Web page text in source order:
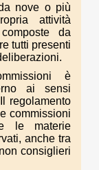
nove o più
attività
da
tutti presenti
è
ai sensi
regolamento
commissioni
le materie
anche tra
consiglieri